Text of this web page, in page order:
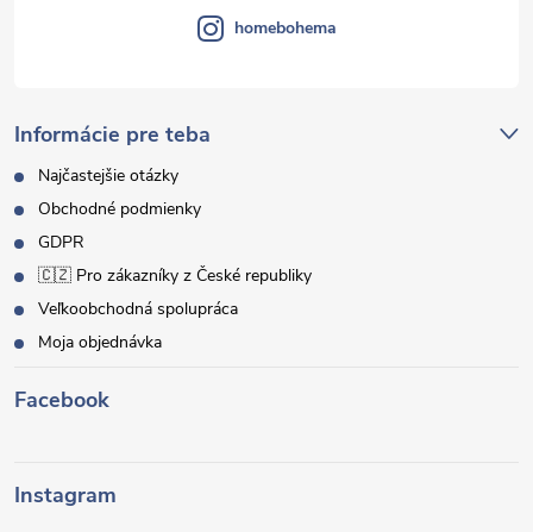
Informácie pre teba
Najčastejšie otázky
Obchodné podmienky
GDPR
🇨🇿 Pro zákazníky z České republiky
Veľkoobchodná spolupráca
Moja objednávka
homebohema
Facebook
Instagram